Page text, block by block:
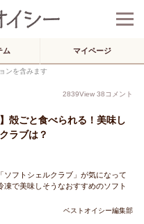
ム マイページ
ンを含みます
2839View 38コメント
殻ごと食べられる！美味し
ラブは？
フトシェルクラブ」が気になって
で美味しそうなおすすめのソフト
ベストオイシー編集部